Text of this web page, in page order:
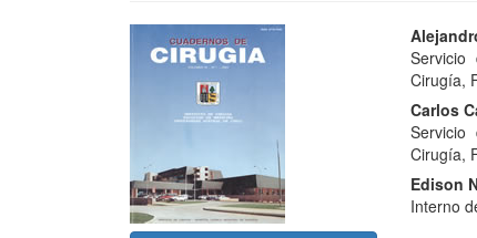
Barra
lateral
artículo
del
Servicio
Cirugía,
Carlos
Servicio
Cirugía,
Edison
Interno